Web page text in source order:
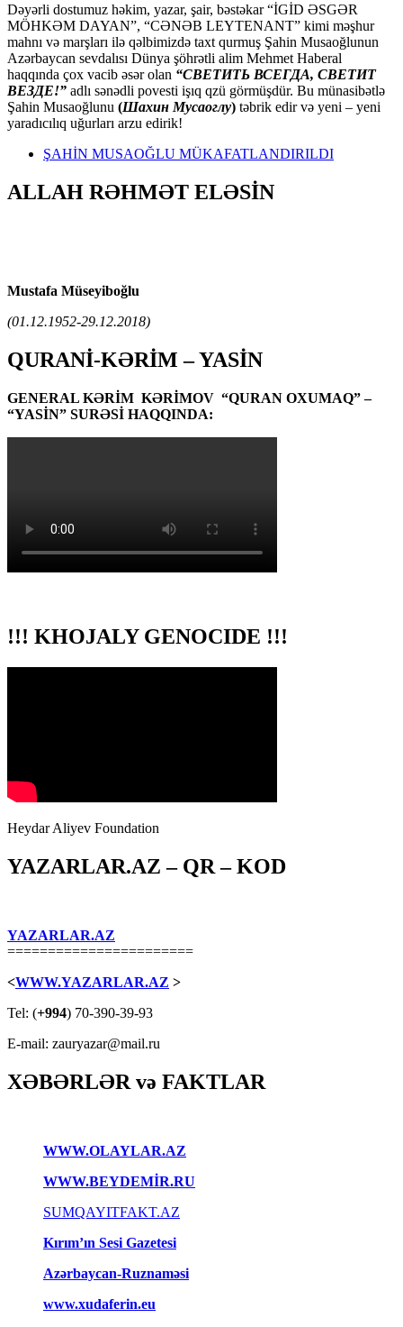
Dəyərli dostumuz həkim, yazar, şair, bəstəkar “İGİD ƏSGƏR
MÖHKƏM DAYAN”, “CƏNƏB LEYTENANT” kimi məşhur
mahnı və marşları ilə qəlbimizdə taxt qurmuş Şahin Musaoğlunun
Azərbaycan sevdalısı Dünya şöhrətli alim Mehmet Haberal
haqqında çox vacib əsər olan “СВЕТИТЬ ВСЕГДА, СВЕТИТ
ВЕЗДЕ!” adlı sənədli povesti işıq qzü görmüşdür. Bu münasibətlə
Şahin Musaoğlunu (Шахин Мусаоглу) təbrik edir və yeni – yeni
yaradıcılıq uğurları arzu edirik!
ŞAHİN MUSAOĞLU MÜKAFATLANDIRILDI
ALLAH RƏHMƏT ELƏSİN
Mustafa Müseyiboğlu
(01.12.1952-29.12.2018)
QURANİ-KƏRİM – YASİN
GENERAL KƏRİM KƏRİMOV “QURAN OXUMAQ” –
“YASİN” SURƏSİ HAQQINDA:
!!! KHOJALY GENOCIDE !!!
Heydar Aliyev Foundation
YAZARLAR.AZ – QR – KOD
YAZARLAR.AZ
=======================
<WWW.YAZARLAR.AZ >
Tel: (+994) 70-390-39-93
E-mail: zauryazar@mail.ru
XƏBƏRLƏR və FAKTLAR
WWW.OLAYLAR.AZ
WWW.BEYDEMİR.RU
SUMQAYITFAKT.AZ
Kırım’ın Sesi Gazetesi
Azərbaycan-Ruznaməsi
www.xudaferin.eu